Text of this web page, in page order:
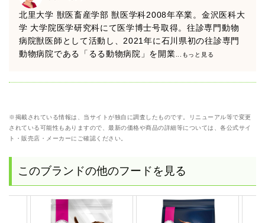
北里大学 獣医畜産学部 獣医学科2008年卒業。金沢医科大
学 大学院医学研究科にて医学博士号取得。往診専門動物
病院獣医師として活動し、2021年に石川県初の往診専門
動物病院である「るる動物病院」を開業 ...もっと見る
※掲載されている情報は、当サイトが独自に調査したものです。リニューアル等で変更
されている可能性もありますので、最新の価格や商品の詳細等については、各公式サイ
ト・販売店・メーカーにご確認ください。
このブランドの他のフードを見る